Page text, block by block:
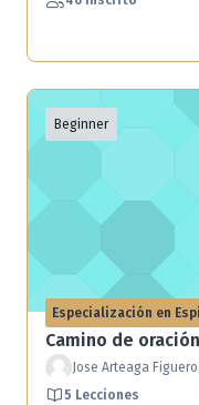
Beginner
Especialización en
Camino de oración
Jose Arteaga
5 Lecciones